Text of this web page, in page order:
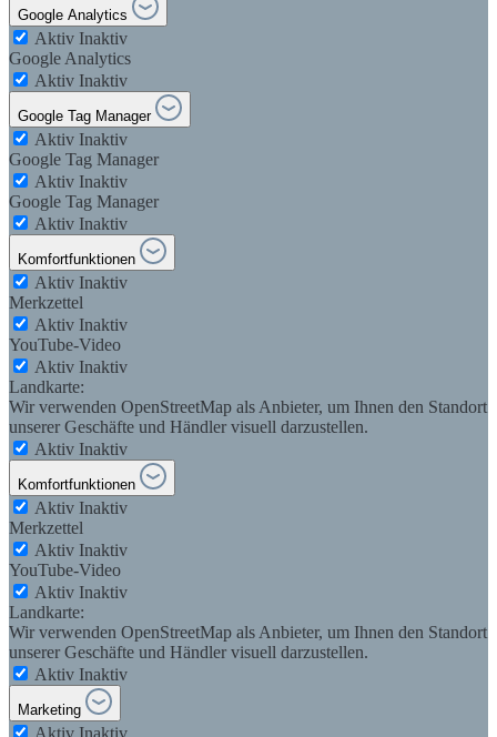
Google Analytics
Aktiv Inaktiv
Google Analytics
Aktiv Inaktiv
Google Tag Manager
Aktiv Inaktiv
Google Tag Manager
Aktiv Inaktiv
Google Tag Manager
Aktiv Inaktiv
Komfortfunktionen
Aktiv Inaktiv
Merkzettel
Aktiv Inaktiv
YouTube-Video
Aktiv Inaktiv
Landkarte:
Wir verwenden OpenStreetMap als Anbieter, um Ihnen den Standort
unserer Geschäfte und Händler visuell darzustellen.
Aktiv Inaktiv
Komfortfunktionen
Aktiv Inaktiv
Merkzettel
Aktiv Inaktiv
YouTube-Video
Aktiv Inaktiv
Landkarte:
Wir verwenden OpenStreetMap als Anbieter, um Ihnen den Standort
unserer Geschäfte und Händler visuell darzustellen.
Aktiv Inaktiv
Marketing
Aktiv Inaktiv